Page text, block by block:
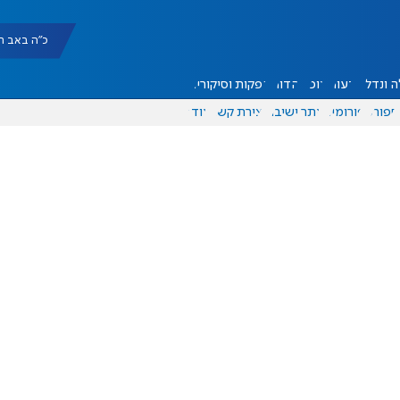
כ"ה באב תשפ"ו
ונדל"ן דעות אוכל יהדות הפקות וסיקורים
ספורט פורומים אתר ישיבה יצירת קשר עוד